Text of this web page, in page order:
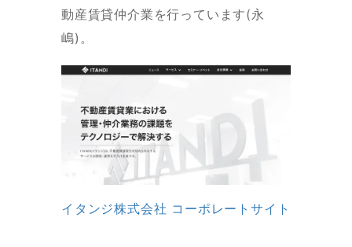
動産賃貸仲介業を行っています(永
嶋)。
イタンジ株式会社 コーポレートサイト